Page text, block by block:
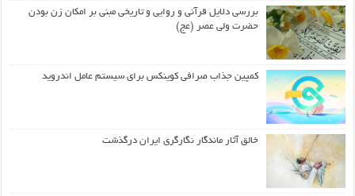
بررسی دلایل قرآنی و روایی و تاریخی مبنی بر امکان زن بودن
حضرت ولی عصر (عج)
کمپین جذاب صرافی کوینکس برای سیستم عامل اندروید
خالق آثار ماندگار نگارگری ایران درگذشت